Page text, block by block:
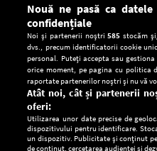
Descarcă gratuit aplicaţia
Nouă ne pasă ca
confidențiale
Noi și partenerii noștri585 stocăm
dvs., precum identificatorii cookie
personal. Puteți accepta sau
orice moment, pe pagina cu politica
raportate partenerilor noștri și nu vă
Atât noi, cât și partenerii
oferi:
Utilizarea unor date precise de
dispozitivului pentru identificare.
un dispozitiv. Publicitate și conținut
de conținut, cercetarea audienței și